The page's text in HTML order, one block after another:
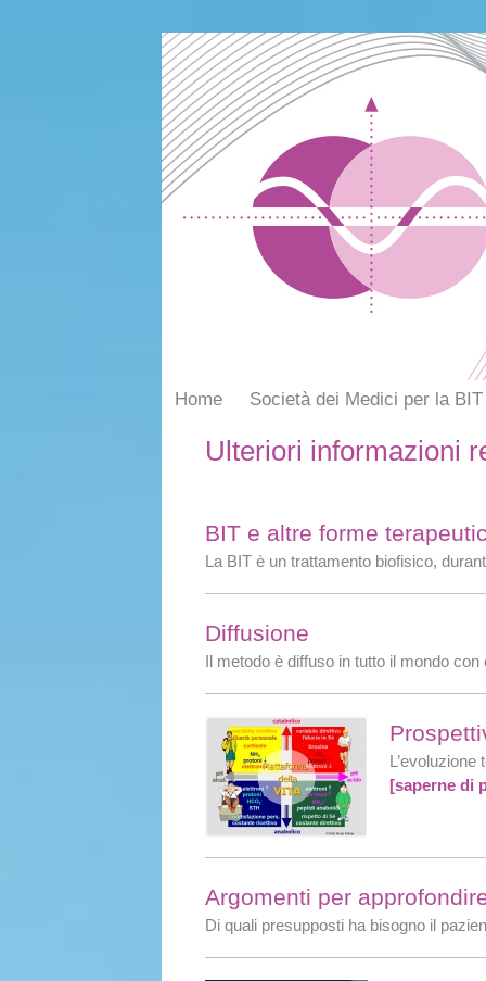
Home Società dei Medici per la BIT
Ulteriori informazioni
BIT e altre forme
La BIT è un trattamento biofisico,
Diffusione
Il metodo è diffuso in tutto il mondo
[saperne di
Argomenti per
Di quali presupposti ha bisogno il